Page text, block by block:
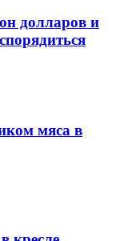
долларов и
мяса в